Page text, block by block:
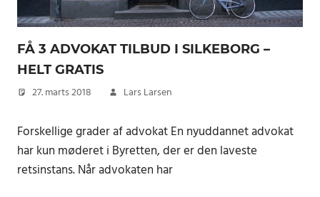
FÅ 3 ADVOKAT TILBUD I SILKEBORG –
HELT GRATIS
27. marts 2018 Lars Larsen
Forskellige grader af advokat En nyuddannet advokat
har kun møderet i Byretten, der er den laveste
retsinstans. Når advokaten har